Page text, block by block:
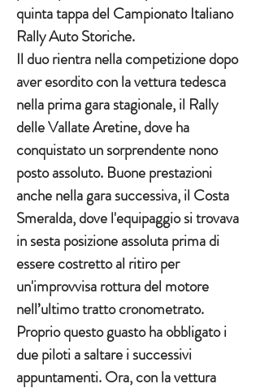
quinta tappa del Campionato Italiano
Rally Auto Storiche.
Il duo rientra nella competizione dopo
aver esordito con la vettura tedesca
nella prima gara stagionale, il Rally
delle Vallate Aretine, dove ha
conquistato un sorprendente nono
posto assoluto. Buone prestazioni
anche nella gara successiva, il Costa
Smeralda, dove l'equipaggio si trovava
in sesta posizione assoluta prima di
essere costretto al ritiro per
un'improvvisa rottura del motore
nell’ultimo tratto cronometrato.
Proprio questo guasto ha obbligato i
due piloti a saltare i successivi
appuntamenti. Ora, con la vettura